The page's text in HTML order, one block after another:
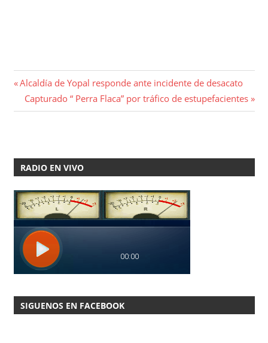
Navegación
de
Entrada
anterior:
Alcaldía de Yopal responde ante incidente de desacato
Entrada
siguiente:
Capturado “ Perra Flaca” por tráfico de estupefacientes
RADIO EN VIVO
SIGUENOS EN FACEBOOK